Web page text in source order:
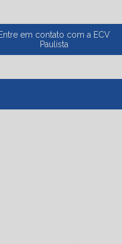
Entre em contato com a ECV
Paulista